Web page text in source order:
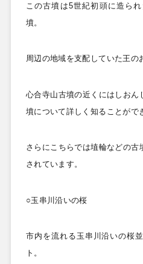
この古墳は5世紀初頭に造ら
墳。
周辺の地域を支配していた王の
心合寺山古墳の近くにはしお
墳について詳しく知ることがで
さらにこちらでは埴輪などの
されています。
○玉串川沿いの桜
市内を流れる玉串川沿いの桜
ト。